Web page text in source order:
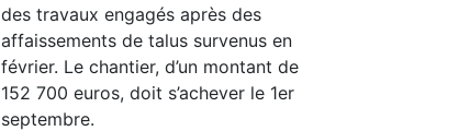
des travaux engagés après des
affaissements de talus survenus en
février. Le chantier, d’un montant de
152 700 euros, doit s’achever le 1er
septembre.